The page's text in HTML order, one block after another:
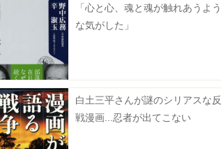
「心と心、魂と魂が触れあうよう
な気がした」
白土三平さんが謎のシリアスな反
戦漫画...忍者が出てこない